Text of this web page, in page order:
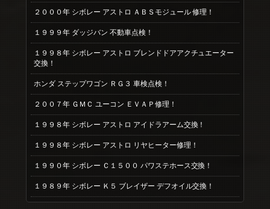
２０００年 シボレー アストロ ＡＢＳモジュール 修理！
１９９９年 ダッジバン 不動車点検！
１９９８年 シボレー アストロ ブレンドドアアクチュエーター
交換！
ホンダ ステップワゴン ＲＧ３ 車検点検！
２００７年 ＧＭＣ ユーコン ＥＶＡＰ修理！
１９９８年 シボレー アストロ アイドラアーム交換！
１９９８年 シボレー アストロ リヤヒーター修理！
１９９０年 シボレー Ｃ１５００ パワステホース交換！
１９８９年 シボレー Ｋ５ ブレイザー デフオイル交換！